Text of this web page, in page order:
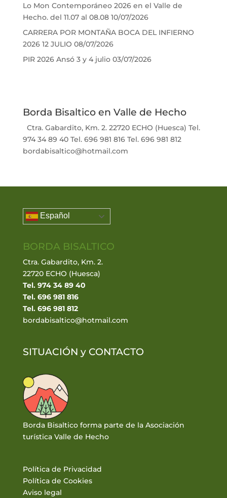
Lo Mon Contemporáneo 2026 en el Valle de
Hecho. del 11.07 al 08.08 10/07/2026
CARRERA POR MONTAÑA BOCA DEL INFIERNO
2026 12 JULIO 08/07/2026
PIR 2026 Ansó 3 y 4 julio 03/07/2026
Borda Bisaltico en Valle de Hecho
Ctra. Gabardito, Km. 2. 22720 ECHO (Huesca) Tel.
974 34 89 40 Tel. 696 981 816 Tel. 696 981 812
bordabisaltico@hotmail.com
Español
BORDA BISALTICO
Ctra. Gabardito, Km. 2.
22720 ECHO (Huesca)
Tel. 974 34 89 40
Tel. 696 981 816
Tel. 696 981 812
bordabisaltico@hotmail.com
SITUACIÓN y CONTACTO
Borda Bisaltico forma parte de la Asociación
turística Valle de Hecho
Política de Privacidad
Política de Cookies
Aviso legal